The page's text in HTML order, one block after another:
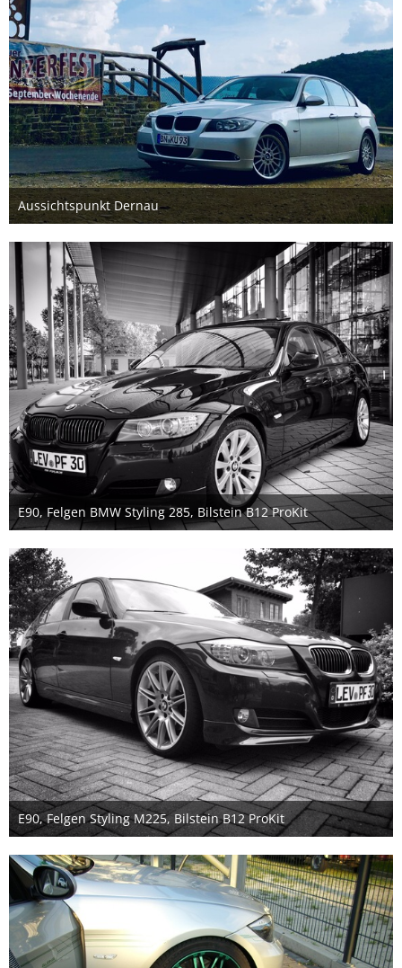
Aussichtspunkt Dernau
28. August 2019
1
E90, Felgen BMW Styling 285, Bilstein B12 ProKit
31. Dezember 2018
E90, Felgen Styling M225, Bilstein B12 ProKit
31. Dezember 2018